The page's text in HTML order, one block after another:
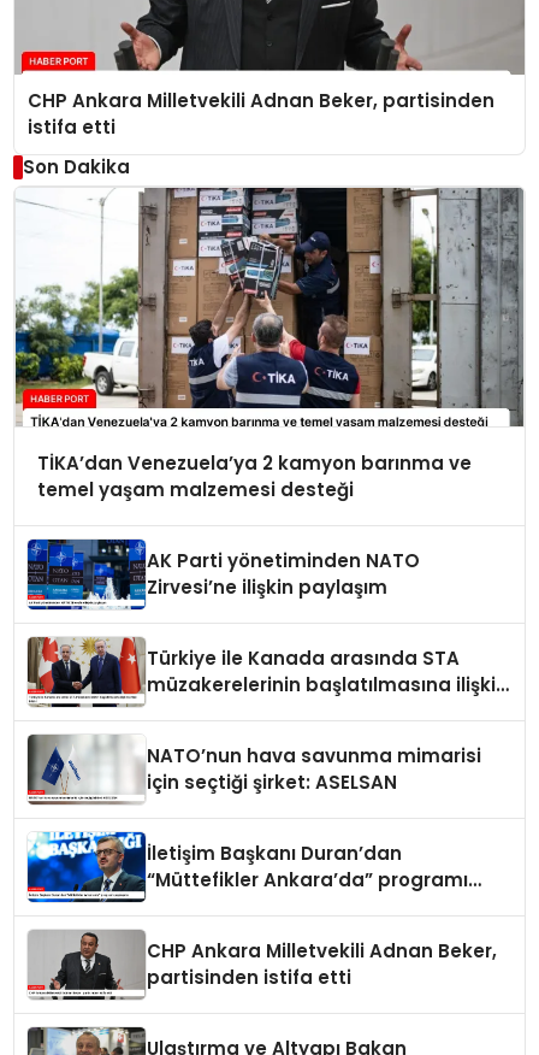
CHP Ankara Milletvekili Adnan Beker, partisinden
istifa etti
Son Dakika
TİKA’dan Venezuela’ya 2 kamyon barınma ve
temel yaşam malzemesi desteği
AK Parti yönetiminden NATO
Zirvesi’ne ilişkin paylaşım
Türkiye ile Kanada arasında STA
müzakerelerinin başlatılmasına ilişkin
NATO’nun hava savunma mimarisi
için seçtiği şirket: ASELSAN
İletişim Başkanı Duran’dan
“Müttefikler Ankara’da” programı
CHP Ankara Milletvekili Adnan Beker,
partisinden istifa etti
Ulaştırma ve Altyapı Bakan